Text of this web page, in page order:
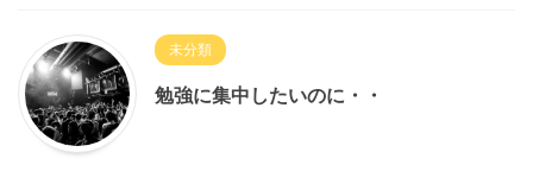
未分類
勉強に集中したいのに・・